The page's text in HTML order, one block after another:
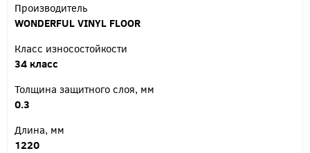
Производитель
WONDERFUL VINYL FLOOR
Класс износостойкости
34 класс
Толщина защитного слоя, мм
0.3
Длина, мм
1220